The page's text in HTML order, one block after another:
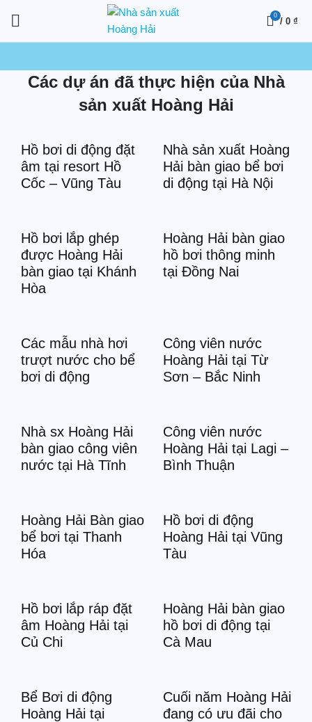
0
/ 0 ₫
Các dự án đã thực hiện của Nhà
sản xuất Hoàng Hải
Hồ bơi di động đặt
âm tại resort Hồ
Cốc – Vũng Tàu
Nhà sản xuất Hoàng
Hải bàn giao bể bơi
di động tại Hà Nội
Hồ bơi lắp ghép
được Hoàng Hải
bàn giao tại Khánh
Hòa
Hoàng Hải bàn giao
hồ bơi thông minh
tại Đồng Nai
Các mẫu nhà hơi
trượt nước cho bể
bơi di động
Công viên nước
Hoàng Hải tại Từ
Sơn – Bắc Ninh
Nhà sx Hoàng Hải
bàn giao công viên
nước tại Hà Tĩnh
Công viên nước
Hoàng Hải tại Lagi –
Bình Thuận
Hoàng Hải Bàn giao
bể bơi tại Thanh
Hóa
Hồ bơi di động
Hoàng Hải tại Vũng
Tàu
Hồ bơi lắp ráp đặt
âm Hoàng Hải tại
Củ Chi
Hoàng Hải bàn giao
hồ bơi di động tại
Cà Mau
Bể Bơi di động
Hoàng Hải tại
Cuối năm Hoàng Hải
đang có ưu đãi cho